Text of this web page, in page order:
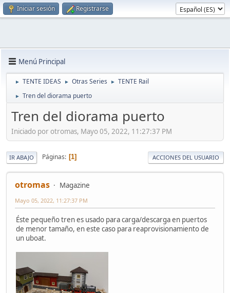
Iniciar sesión Registrarse
Menú Principal
► TENTE IDEAS ► Otras Series ► TENTE Rail
► Tren del diorama puerto
Tren del diorama puerto
Iniciado por otromas, Mayo 05, 2022, 11:27:37 PM
IR ABAJO Páginas 1 ACCIONES DEL USUARIO
otromas Magazine
Mayo 05, 2022, 11:27:37 PM
Éste pequeño tren es usado para carga/descarga en puertos
de menor tamaño, en este caso para reaprovisionamiento de
un uboat.